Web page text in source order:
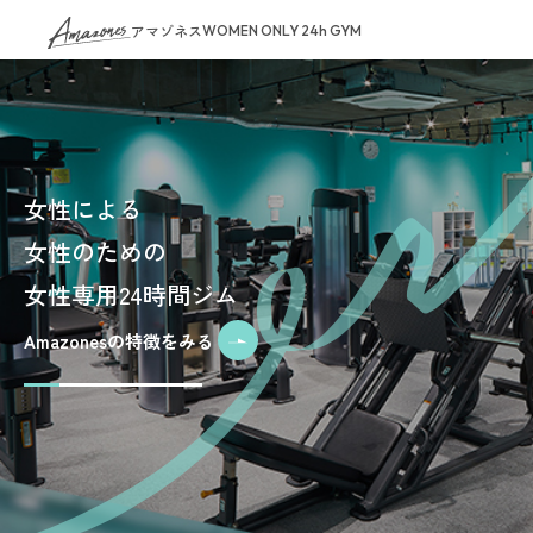
アマゾネスWOMEN ONLY 24h GYM
女性による
女性のための
女性専用24時間ジム
Amazonesの特徴をみる